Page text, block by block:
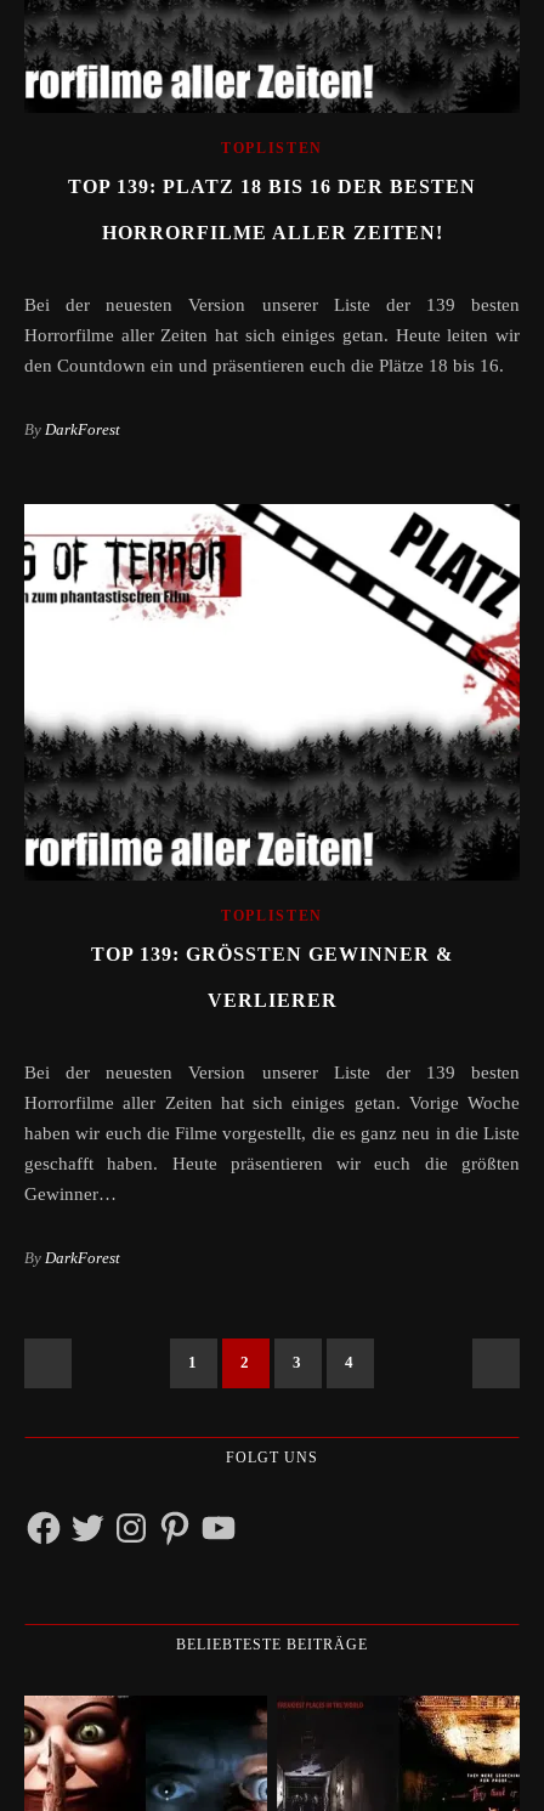
TOPLISTEN
TOP 139: PLATZ 18 BIS 16 DER BESTEN
HORRORFILME ALLER ZEITEN!
Bei der neuesten Version unserer Liste der 139 besten
Horrorfilme aller Zeiten hat sich einiges getan. Heute leiten wir
den Countdown ein und präsentieren euch die Plätze 18 bis 16.
By DarkForest
TOPLISTEN
TOP 139: GRÖSSTEN GEWINNER & V
ERLIERER
Bei der neuesten Version unserer Liste der 139 besten
Horrorfilme aller Zeiten hat sich einiges getan. Vorige Woche
haben wir euch die Filme vorgestellt, die es ganz neu in die Liste
geschafft haben. Heute präsentieren wir euch die größten
Gewinner…
By DarkForest
1 2 3 4
FOLGT UNS
FacebookTwitterInstagramPinterestYouTube
BELIEBTESTE BEITRÄGE